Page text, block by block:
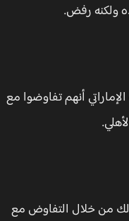
رفض.
أنهم تفاوضوا مع
من خلال التفاوض مع